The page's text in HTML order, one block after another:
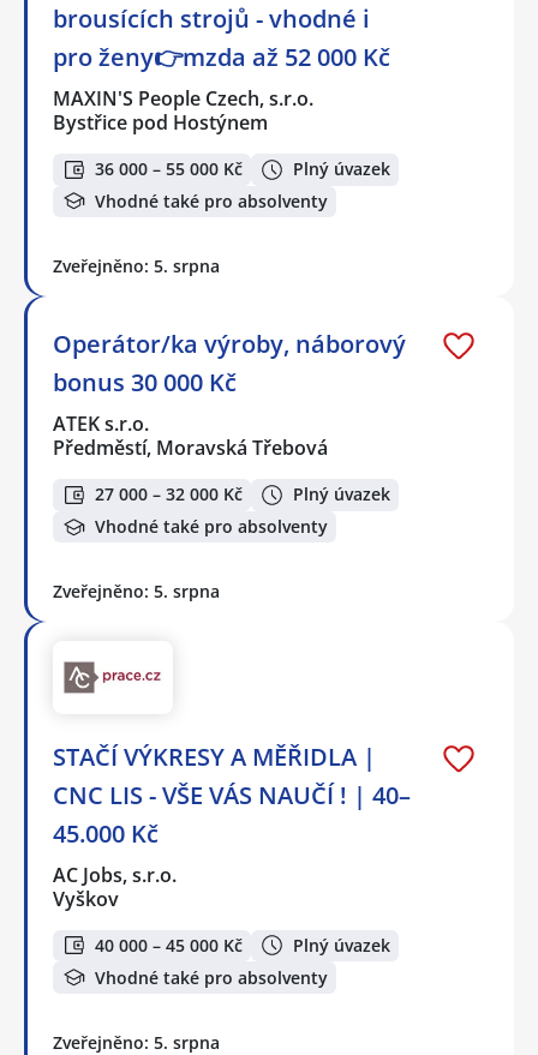
brousících strojů - vhodné i
pro ženy👉mzda až 52 000 Kč
MAXIN'S People Czech, s.r.o.
Bystřice pod Hostýnem
36 000 – 55 000 Kč
Plný úvazek
Vhodné také pro absolventy
Zveřejněno: 5. srpna
Operátor/ka výroby, náborový
bonus 30 000 Kč
ATEK s.r.o.
Předměstí, Moravská Třebová
27 000 – 32 000 Kč
Plný úvazek
Vhodné také pro absolventy
Zveřejněno: 5. srpna
STAČÍ VÝKRESY A MĚŘIDLA |
CNC LIS - VŠE VÁS NAUČÍ ! | 40–
45.000 Kč
AC Jobs, s.r.o.
Vyškov
40 000 – 45 000 Kč
Plný úvazek
Vhodné také pro absolventy
Zveřejněno: 5. srpna